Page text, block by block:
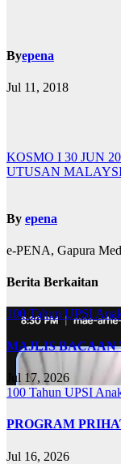
Byepena
Jul 11, 2018
Navigasi
kiriman
KOSMO I 30 JUN
UTUSAN
By epena
e-PENA, Gapura
Berita Berkaitan
100 Tahun UPSI
MAJLIS BACAAN
Jul 17, 2026
100 Tahun UPSI
PROGRAM
Jul 16, 2026